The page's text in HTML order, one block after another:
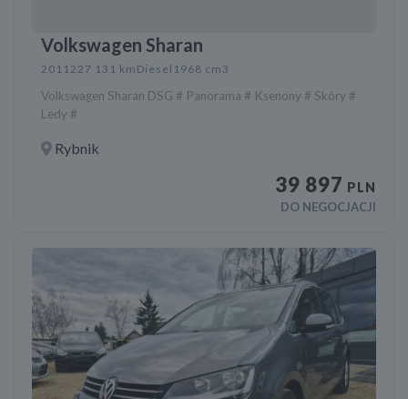
Volkswagen Sharan
2011227 131 km Diesel 1968 cm3
Volkswagen Sharan DSG # Panorama # Ksenony # Skóry #
Ledy #
Rybnik
39 897 PLN
DO NEGOCJACJI